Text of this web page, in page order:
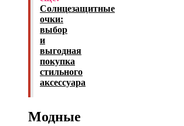
Солнцезащитные
очки:
выбор
и
выгодная
покупка
стильного
аксессуара
Модные